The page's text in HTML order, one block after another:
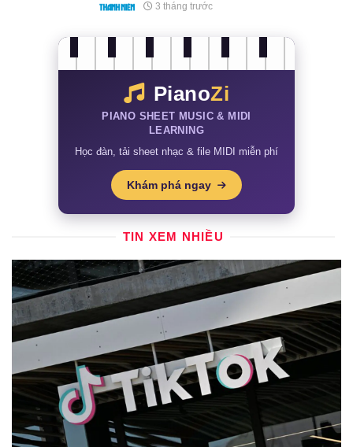
3 tháng trước
PianoZi
PIANO SHEET MUSIC & MIDI
LEARNING
Học đàn, tải sheet nhạc & file MIDI miễn phí
Khám phá ngay
TIN XEM NHIỀU